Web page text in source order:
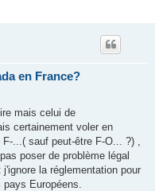
en France?
mais celui de
certainement voler en
...( sauf peut-être F-O... ?) ,
poser de problème légal
la réglementation pour
Européens.